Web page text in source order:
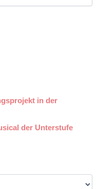
in der
der Unterstufe